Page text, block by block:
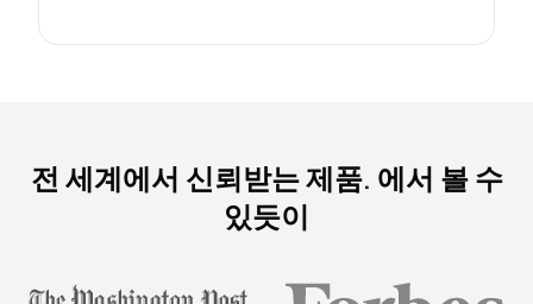
전 세계에서 신뢰받는 제품. 에서 볼 수
있듯이